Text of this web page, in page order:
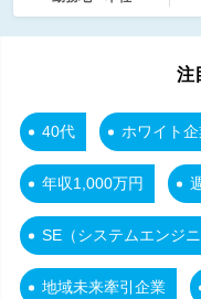
注
40代 ホワイト
年収1,000万円
SE（システムエンジニ
地域未来牽引企業